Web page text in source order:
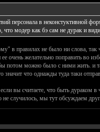
персонала в неконстуктивной
модер как бэ сам не дурак и
в правилах не было ни слова,
очень желательно поправить во
можно было с ними жить. и
значит что однажды туда таки
вы считаете, что быть дураком в
не случилось, мы тут обсуждаем